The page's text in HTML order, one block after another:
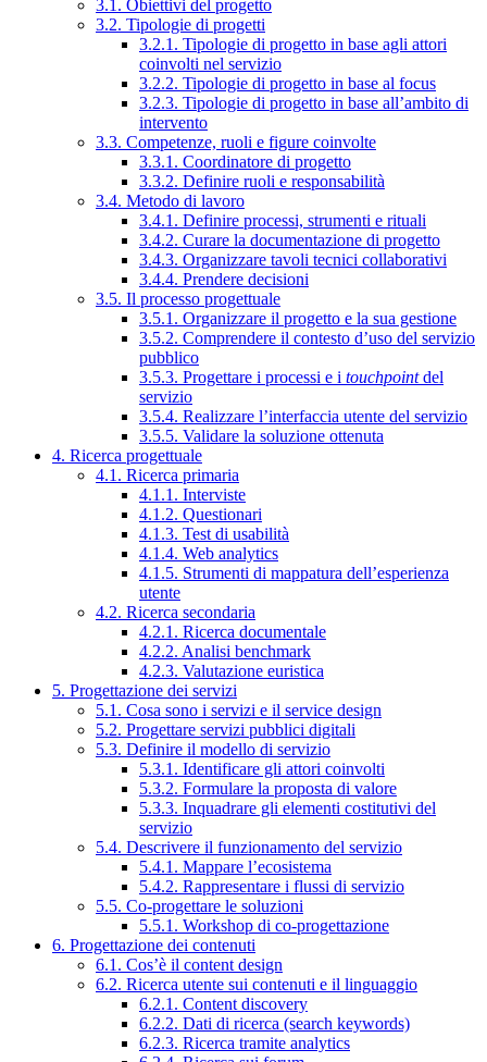
3.1. Obiettivi del progetto
3.2. Tipologie di progetti
3.2.1. Tipologie di progetto in base agli attori
coinvolti nel servizio
3.2.2. Tipologie di progetto in base al focus
3.2.3. Tipologie di progetto in base all’ambito di
intervento
3.3. Competenze, ruoli e figure coinvolte
3.3.1. Coordinatore di progetto
3.3.2. Definire ruoli e responsabilità
3.4. Metodo di lavoro
3.4.1. Definire processi, strumenti e rituali
3.4.2. Curare la documentazione di progetto
3.4.3. Organizzare tavoli tecnici collaborativi
3.4.4. Prendere decisioni
3.5. Il processo progettuale
3.5.1. Organizzare il progetto e la sua gestione
3.5.2. Comprendere il contesto d’uso del servizio
pubblico
3.5.3. Progettare i processi e i touchpointdel
servizio
3.5.4. Realizzare l’interfaccia utente del servizio
3.5.5. Validare la soluzione ottenuta
4. Ricerca progettuale
4.1. Ricerca primaria
4.1.1. Interviste
4.1.2. Questionari
4.1.3. Test di usabilità
4.1.4. Web analytics
4.1.5. Strumenti di mappatura dell’esperienza
utente
4.2. Ricerca secondaria
4.2.1. Ricerca documentale
4.2.2. Analisi benchmark
4.2.3. Valutazione euristica
5. Progettazione dei servizi
5.1. Cosa sono i servizi e il service design
5.2. Progettare servizi pubblici digitali
5.3. Definire il modello di servizio
5.3.1. Identificare gli attori coinvolti
5.3.2. Formulare la proposta di valore
5.3.3. Inquadrare gli elementi costitutivi del
servizio
5.4. Descrivere il funzionamento del servizio
5.4.1. Mappare l’ecosistema
5.4.2. Rappresentare i flussi di servizio
5.5. Co-progettare le soluzioni
5.5.1. Workshop di co-progettazione
6. Progettazione dei contenuti
6.1. Cos’è il content design
6.2. Ricerca utente sui contenuti e il linguaggio
6.2.1. Content discovery
6.2.2. Dati di ricerca (search keywords)
6.2.3. Ricerca tramite analytics